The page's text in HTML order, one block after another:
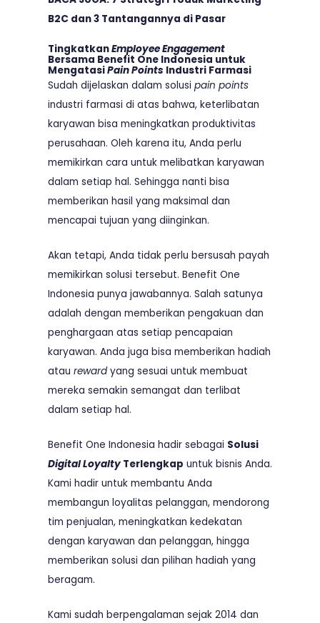
B2C dan 3 Tantangannya di Pasar
TingkatkanEmployee Engagement
Bersama Benefit One Indonesia untuk
MengatasiPain Points Industri Farmasi
Sudah dijelaskan dalam solusi pain points
industri farmasi di atas bahwa, keterlibatan
karyawan bisa meningkatkan produktivitas
perusahaan. Oleh karena itu, Anda perlu
memikirkan cara untuk melibatkan karyawan
dalam setiap hal. Sehingga nanti bisa
memberikan hasil yang maksimal dan
mencapai tujuan yang diinginkan.
Akan tetapi, Anda tidak perlu bersusah payah
memikirkan solusi tersebut. Benefit One
Indonesia punya jawabannya. Salah satunya
adalah dengan memberikan pengakuan dan
penghargaan atas setiap pencapaian
karyawan. Anda juga bisa memberikan hadiah
atau rewardyang sesuai untuk membuat
mereka semakin semangat dan terlibat
dalam setiap hal.
Benefit One Indonesia hadir sebagai Solusi
Digital LoyaltyTerlengkap untuk bisnis Anda.
Kami hadir untuk membantu Anda
membangun loyalitas pelanggan, mendorong
tim penjualan, meningkatkan kedekatan
dengan karyawan dan pelanggan, hingga
memberikan solusi dan pilihan hadiah yang
beragam.
Kami sudah berpengalaman sejak 2014 dan